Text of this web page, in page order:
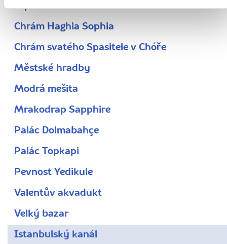
Hipodrom
Chrám Haghia Sophia
Chrám svatého Spasitele v Chóře
Městské hradby
Modrá mešita
Mrakodrap Sapphire
Palác Dolmabahçe
Palác Topkapi
Pevnost Yedikule
Valentův akvadukt
Velký bazar
Istanbulský kanál